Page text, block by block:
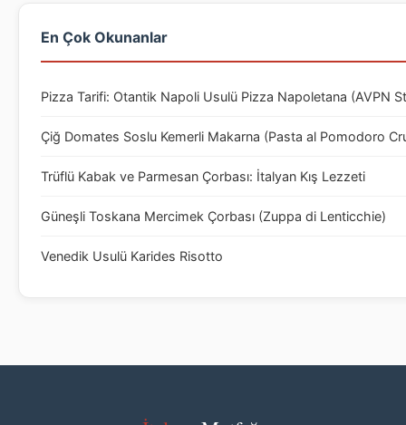
En Çok Okunanlar
Pizza Tarifi: Otantik Napoli Usulü Pizza Napoletana (AVPN
Çiğ Domates Soslu Kemerli Makarna (Pasta al Pomodoro
Trüflü Kabak ve Parmesan Çorbası: İtalyan Kış Lezzeti
Güneşli Toskana Mercimek Çorbası (Zuppa di Lenticchie)
Venedik Usulü Karides Risotto